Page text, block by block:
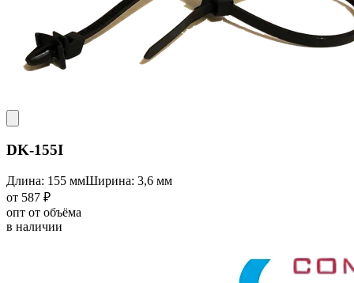
DK-155I
Длина: 155 ммШирина: 3,6 мм
от 587 ₽
опт от объёма
в наличии